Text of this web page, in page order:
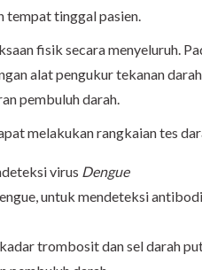
tempat tinggal pasien.
fisik secara menyeluruh.
alat pengukur tekanan
pembuluh darah.
melakukan rangkaian tes
virus Dengue
untuk mendeteksi
trombosit dan sel darah